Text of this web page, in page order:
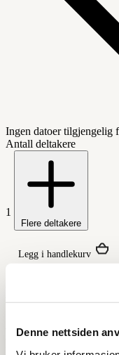
Denne nettsiden
Ingen datoer tilgjengelig
Antall deltakere
1
Flere deltakere
Legg i handlekurv
på arbeidsflyt,
metoder. Du